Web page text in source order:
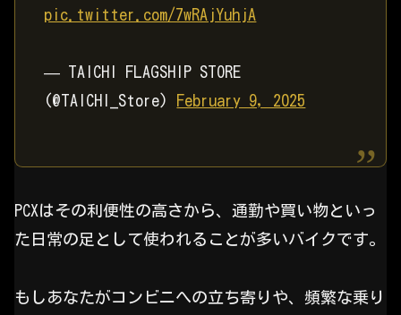
pic.twitter.com/7wRAjYuhjA
— TAICHI FLAGSHIP STORE
(@TAICHI_Store) February 9, 2025
PCXはその利便性の高さから、通勤や買い物といっ
た日常の足として使われることが多いバイクです。
もしあなたがコンビニへの立ち寄りや、頻繁な乗り